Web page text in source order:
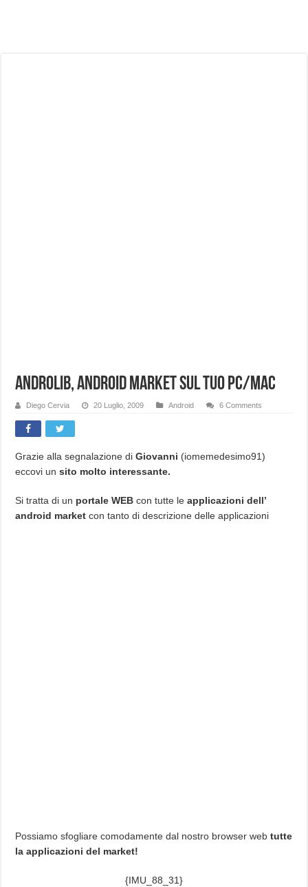
AndroLib, android market sul tuo PC/Mac
Diego Cervia 20 Luglio, 2009 Android 6 Comments
Grazie alla segnalazione diGiovanni (iomemedesimo91)
eccovi unsito molto interessante.
Si tratta di un portale WEB con tutte leapplicazioni dell’
android marketcon tanto di descrizione delle applicazioni
Possiamo sfogliare comodamente dal nostro browser web tutte
la applicazioni del market!
{IMU_88_31}